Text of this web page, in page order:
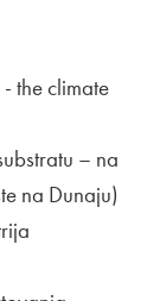
the climate
– na
na Dunaju)